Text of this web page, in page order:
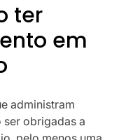
ter
em
administram
obrigadas a